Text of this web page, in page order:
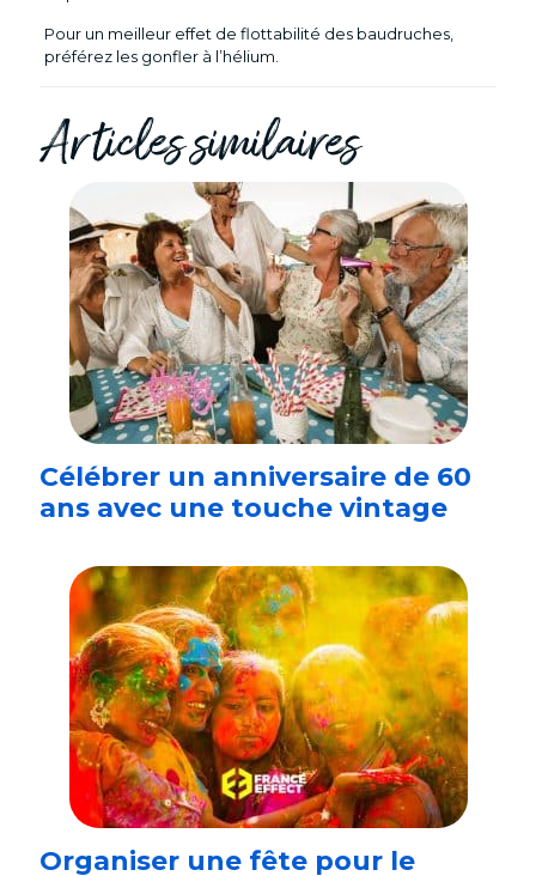
Pour un meilleur effet de flottabilité des baudruches,
préférez les gonfler à l’hélium.
Articles similaires
Célébrer un anniversaire de 60
ans avec une touche vintage
Organiser une fête pour le